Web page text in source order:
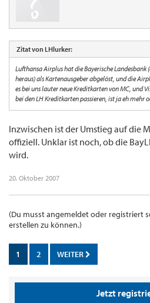
Zitat von LHlurker:
Lufthansa Airplus hat die Bayerische
heraus) als Kartenausgeber abgelöst, und die
es bei uns lauter neue Kreditkarten von MC, und
bei den LH Kreditkarten passieren, ist ja eh mehr
Inzwischen ist der Umstieg auf die
offiziell. Unklar ist noch, ob die
wird.
20. Oktober 2007
(Du musst angemeldet oder registriert
erstellen zu können.)
1 2 WEITER
Jetzt